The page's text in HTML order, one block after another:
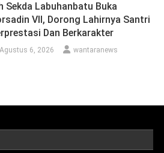
Sekda Labuhanbatu Buka
VII, Dorong Lahirnya Santri
Dan Berkarakter
Agustus 6, 2026 wantaranews